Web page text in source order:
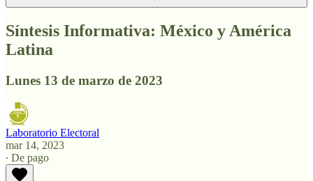
Síntesis Informativa: México y América
Latina
Lunes 13 de marzo de 2023
Laboratorio Electoral
mar 14, 2023
∙ De pago